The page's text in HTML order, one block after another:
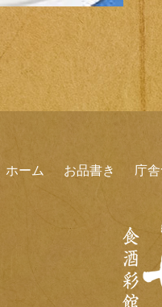
ホーム お品書き 庁